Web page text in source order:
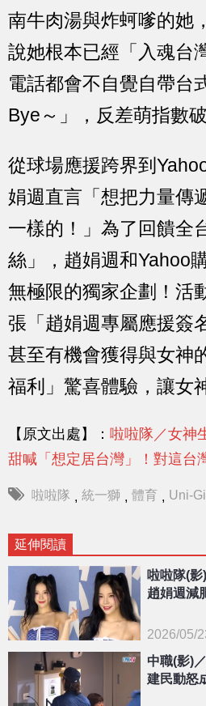
南牛肉湯與炸蚵嗲的她
說她根本已經「入魂台
電話都會不自覺自帶台
Bye～」，反差萌指數破
從球場應援跨界到
娟週直言「想把力量傳
一樣的！」為了回饋全
絲」，趙娟週和Yahoo
無極限的獨家企劃！活
張「趙娟週專屬應援簽
甚至有機會獲得與女神
福利」驚喜體驗，讓女
【原文出處】： 啦啦隊／女神
甜喊「想定居台灣」！對這台
啦啦隊 , 統一獅 , 體育 , Uni-
延伸閱讀
{PLAYICON}
啦啦隊(
趙娟週減
2026/05/
中職(影)
建民動怒